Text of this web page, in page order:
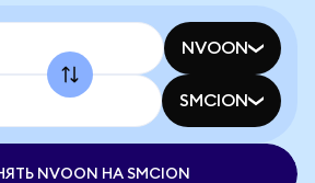
NVOON
SMCION
NVOON НА SMCION